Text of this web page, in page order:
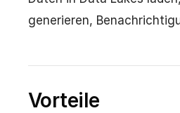
generieren,
Vorteile